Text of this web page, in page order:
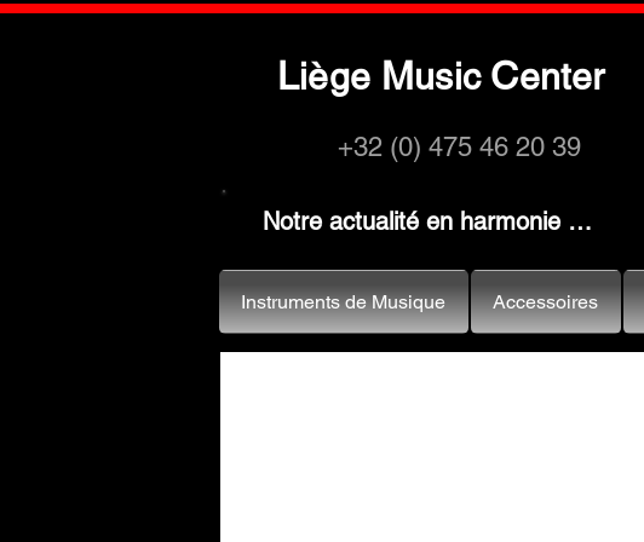
Liège Music Center
+32 (0) 475 46 20 39
Notre actualité en harmonie …
Instruments de Musique Accessoires